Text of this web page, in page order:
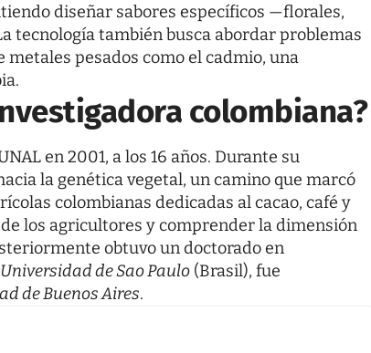
diseñar sabores específicos —florales,
tecnología también busca abordar problemas
pesados como el cadmio, una
colombiana?
en 2001, a los 16 años. Durante su
la genética vegetal, un camino que marcó
colombianas dedicadas al cacao, café y
los agricultores y comprender la dimensión
obtuvo un doctorado en
Universidad de Sao Paulo (Brasil), fue
de Buenos Aires.